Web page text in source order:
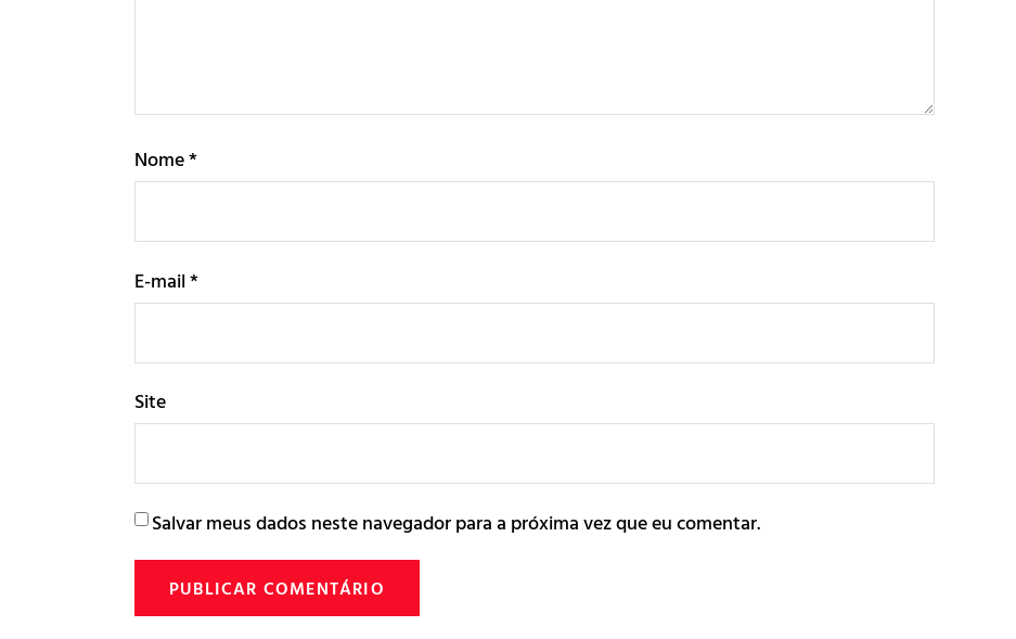
Nome*
E-mail*
Site
Salvar meus dados neste navegador para a próxima vez que eu comentar.